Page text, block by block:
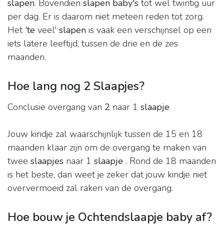
slapen. Bovendien slapen baby's tot wel twintig uur
per dag. Er is daarom niet meteen reden tot zorg.
Het 'te veel' slapen is vaak een verschijnsel op een
iets latere leeftijd, tussen de drie en de zes
maanden.
Hoe lang nog 2 Slaapjes?
Conclusie overgang van 2 naar 1 slaapje
Jouw kindje zal waarschijnlijk tussen de 15 en 18
maanden klaar zijn om de overgang te maken van
twee slaapjes naar 1 slaapje . Rond de 18 maanden
is het beste, dan weet je zeker dat jouw kindje niet
oververmoeid zal raken van de overgang.
Hoe bouw je Ochtendslaapje baby af?